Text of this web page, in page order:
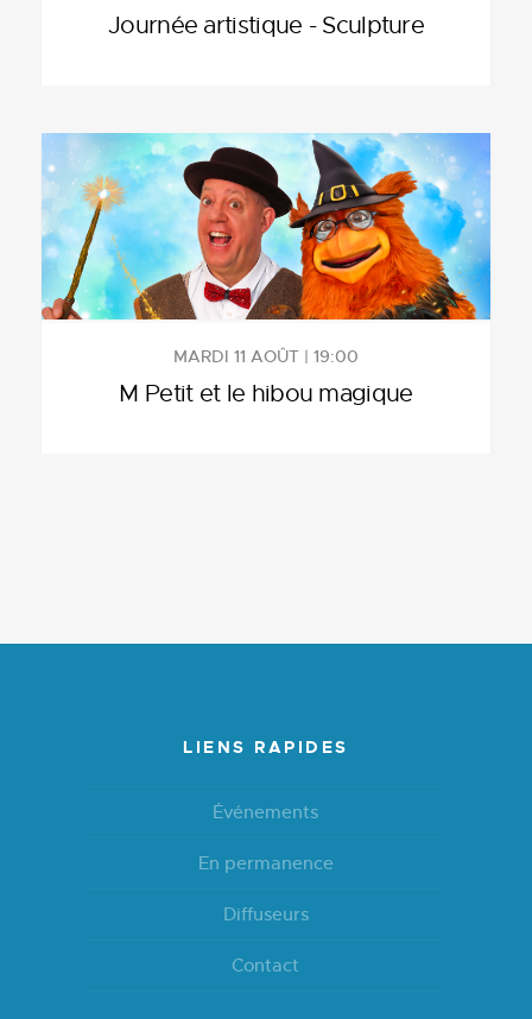
Journée artistique - Sculpture
MARDI 11 AOÛT | 19:00
M Petit et le hibou magique
LIENS RAPIDES
Événements
En permanence
Diffuseurs
Contact